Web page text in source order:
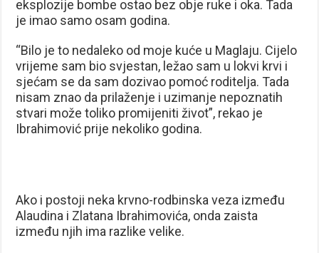
eksplozije bombe ostao bez obje ruke i oka. Tada
je imao samo osam godina.
“Bilo je to nedaleko od moje kuće u Maglaju. Cijelo
vrijeme sam bio svjestan, ležao sam u lokvi krvi i
sjećam se da sam dozivao pomoć roditelja. Tada
nisam znao da prilaženje i uzimanje nepoznatih
stvari može toliko promijeniti život”, rekao je
Ibrahimović prije nekoliko godina.
Ako i postoji neka krvno-rodbinska veza između
Alaudina i Zlatana Ibrahimovića, onda zaista
između njih ima razlike velike.